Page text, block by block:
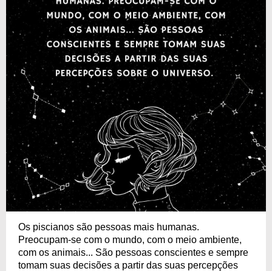
Os piscianos são pessoas mais humanas.
Preocupam-se com o mundo, com o meio ambiente,
com os animais... São pessoas conscientes e sempre
tomam suas decisões a partir das suas percepções